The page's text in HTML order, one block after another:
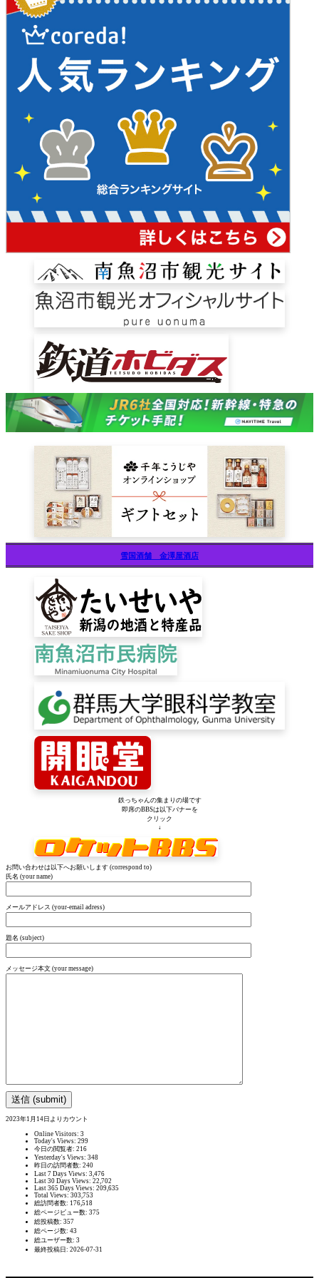
雪国酒舗 金澤屋酒店
鉄っちゃんの集まりの場です
即席のBBSは以下バナーを
クリック
↓
お問い合わせは以下へお願いします (correspond to)
氏名 (your name)
メールアドレス (your-email adress)
題名 (subject)
メッセージ本文 (your message)
2023年1月14日よりカウント
Online Visitors: 3
Today's Views: 299
今日の閲覧者: 216
Yesterday's Views: 348
昨日の訪問者数: 240
Last 7 Days Views: 3,476
Last 30 Days Views: 22,702
Last 365 Days Views: 209,635
Total Views: 303,753
総訪問者数: 176,518
総ページビュー数: 375
総投稿数: 357
総ページ数: 43
総ユーザー数: 3
最終投稿日: 2026-07-31